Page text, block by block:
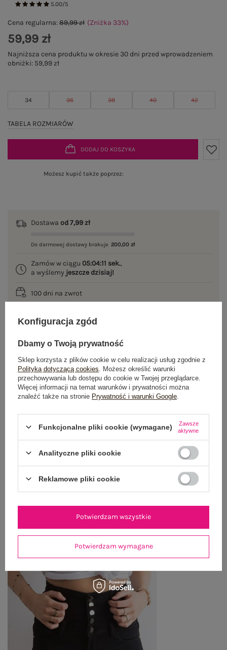
5.00/5
34 36 38 40 42
TABELA ROZMIARÓW
Cena regularna:89,99 zł (Zniżka 33%)
59,99 zł
Najniższa cena produktu w okresie 30 dni przed wprowadzeniem
obniżki: 59,99 zł
DODAJ DO KOSZYKA
Możesz kupić także poprzez:
Dostawa od 7,99 zł
Do darmowej dostawy brakuje 200,00 zł
Zamów w ciągu 05:04:11 sek.,
a wyślemy jeszcze dzisiaj!
100 dni na zwrot
OPIS PRODUKTU
GŁÓWNE PARAMETRY
OPINIE O PRODUKCIE (5)
OSTATNIO OGLĄDANE
Zobacz wszystko
Konfiguracja zgód
Dbamy o Twoją prywatność
Sklep korzysta z plików cookie w celu realizacji usług zgodnie z
Polityką dotyczącą cookies . Możesz określić warunki
przechowywania lub dostępu do cookie w Twojej przeglądarce.
Więcej informacji na temat warunków i prywatności można
znaleźć także na stronie Prywatność i warunki Google
Funkcjonalne pliki cookie (wymagane)
Zawsze
aktywne
Analityczne pliki cookie
Reklamowe pliki cookie
Potwierdzam wymagane
Potwierdzam wszystkie